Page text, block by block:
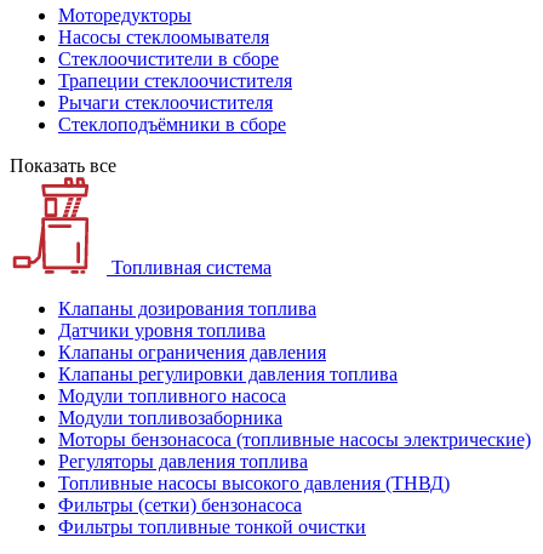
Моторедукторы
Насосы стеклоомывателя
Стеклоочистители в сборе
Трапеции стеклоочистителя
Рычаги стеклоочистителя
Стеклоподъёмники в сборе
Показать все
Топливная система
Клапаны дозирования топлива
Датчики уровня топлива
Клапаны ограничения давления
Клапаны регулировки давления топлива
Модули топливного насоса
Модули топливозаборника
Моторы бензонасоса (топливные насосы электрические)
Регуляторы давления топлива
Топливные насосы высокого давления (ТНВД)
Фильтры (сетки) бензонасоса
Фильтры топливные тонкой очистки